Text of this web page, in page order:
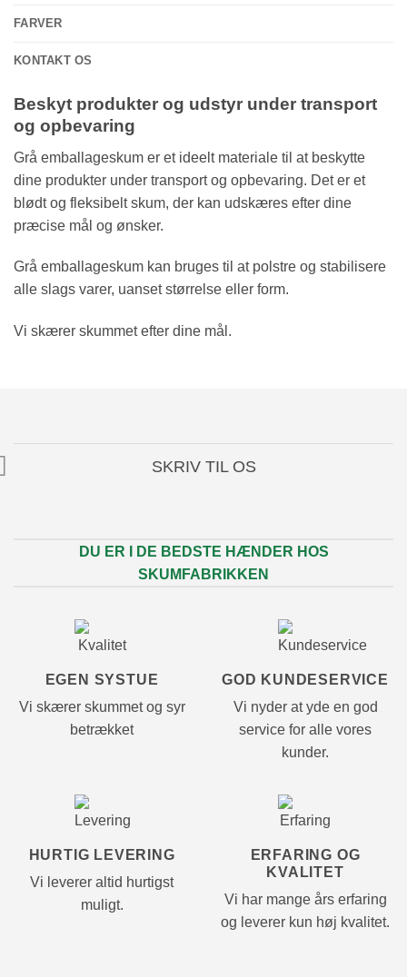
FARVER
KONTAKT OS
Beskyt produkter og udstyr under transport
og opbevaring
Grå emballageskum er et ideelt materiale til at beskytte
dine produkter under transport og opbevaring. Det er et
blødt og fleksibelt skum, der kan udskæres efter dine
præcise mål og ønsker.
Grå emballageskum kan bruges til at polstre og stabilisere
alle slags varer, uanset størrelse eller form.
Vi skærer skummet efter dine mål.
SKRIV TIL OS
DU ER I DE BEDSTE HÆNDER HOS
SKUMFABRIKKEN
EGEN SYSTUE
Vi skærer skummet og syr
betrækket
GOD KUNDESERVICE
Vi nyder at yde en god
service for alle vores
kunder.
HURTIG LEVERING
Vi leverer altid hurtigst
muligt.
ERFARING OG
KVALITET
Vi har mange års erfaring
og leverer kun høj kvalitet.